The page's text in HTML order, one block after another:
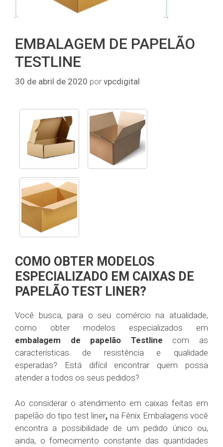
EMBALAGEM DE PAPELÃO
TESTLINE
30 de abril de 2020 porvpcdigital
COMO OBTER MODELOS
ESPECIALIZADO EM CAIXAS DE
PAPELÃO TEST LINER?
Você busca, para o seu comércio na atualidade,
como obter modelos especializados em
embalagem de papelão Testline com as
características de resistência e qualidade
esperadas? Está difícil encontrar quem possa
atender a todos os seus pedidos?
Ao considerar o atendimento em caixas feitas em
papelão do tipo test liner, na Fênix Embalagens você
encontra a possibilidade de um pedido único ou,
ainda, o fornecimento constante das quantidades